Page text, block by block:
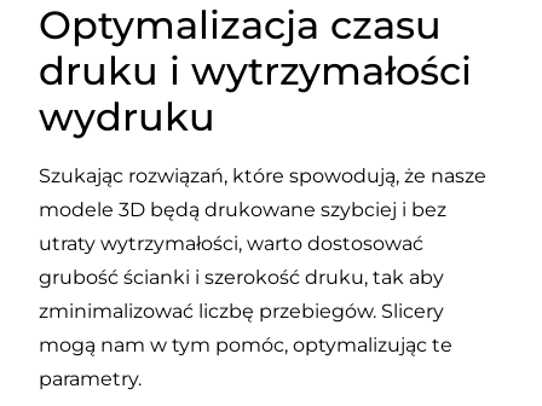
Optymalizacja czasu
druku i wytrzymałości
wydruku
Szukając rozwiązań, które spowodują, że nasze
modele 3D będą drukowane szybciej i bez
utraty wytrzymałości, warto dostosować
grubość ścianki i szerokość druku, tak aby
zminimalizować liczbę przebiegów. Slicery
mogą nam w tym pomóc, optymalizując te
parametry.